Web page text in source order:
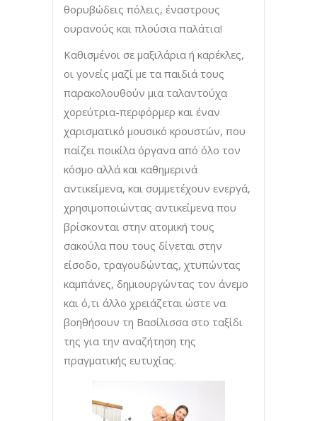
θορυβώδεις πόλεις, έναστρους
ουρανούς και πλούσια παλάτια!
Καθισμένοι σε μαξιλάρια ή καρέκλες,
οι γονείς μαζί με τα παιδιά τους
παρακολουθούν μια ταλαντούχα
χορεύτρια-περφόρμερ και έναν
χαρισματικό μουσικό κρουστών, που
παίζει ποικίλα όργανα από όλο τον
κόσμο αλλά και καθημερινά
αντικείμενα, και συμμετέχουν ενεργά,
χρησιμοποιώντας αντικείμενα που
βρίσκονται στην ατομική τους
σακούλα που τους δίνεται στην
είσοδο, τραγουδώντας, χτυπώντας
καμπάνες, δημιουργώντας τον άνεμο
και ό,τι άλλο χρειάζεται ώστε να
βοηθήσουν τη Βασίλισσα στο ταξίδι
της για την αναζήτηση της
πραγματικής ευτυχίας.